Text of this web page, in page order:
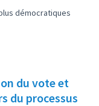
démocratiques
du vote et
du processus